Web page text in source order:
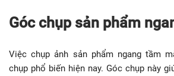
Góc chụp sản phẩm
Việc chụp ảnh sản phẩm ngang tầm
chụp phổ biến hiện nay. Góc chụp này